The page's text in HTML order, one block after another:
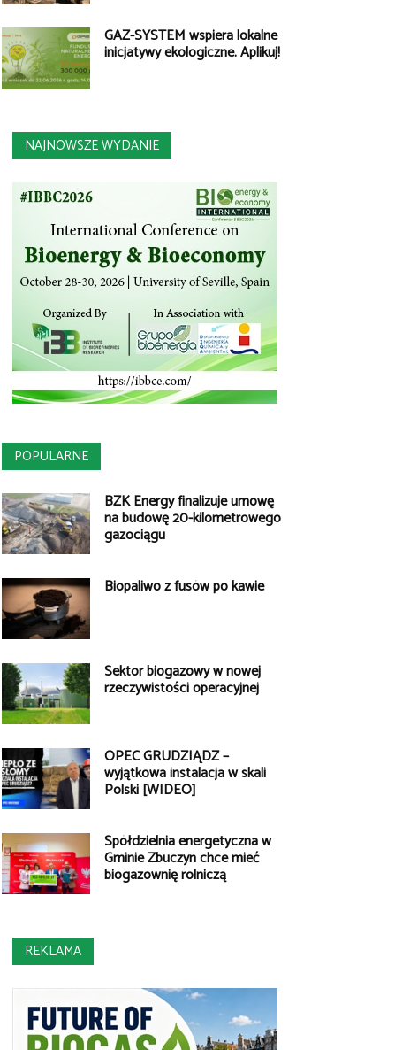
GAZ-SYSTEM wspiera lokalne
inicjatywy ekologiczne. Aplikuj!
NAJNOWSZE WYDANIE
POPULARNE
BZK Energy finalizuje umowę
na budowę 20-kilometrowego
gazociągu
Biopaliwo z fusów po kawie
Sektor biogazowy w nowej
rzeczywistości operacyjnej
OPEC GRUDZIĄDZ –
wyjątkowa instalacja w skali
Polski [WIDEO]
Spółdzielnia energetyczna w
Gminie Zbuczyn chce mieć
biogazownię rolniczą
REKLAMA